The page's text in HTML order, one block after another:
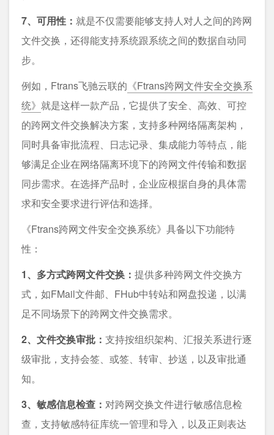
7、可用性： 就是不仅需要能够支持人对人之间的跨网
文件交换，还得能支持系统跟系统之间的数据自动同
步。
例如，Ftrans飞驰云联的 《Ftrans跨网文件安全交换系
统》 就是这样一款产品，它提供了安全、高效、可控
的跨网文件交换解决方案，支持多种网络隔离架构，
同时具备审批流程、日志记录、集成能力等特点，能
够满足企业在网络隔离环境下的跨网文件传输和数据
同步需求。在选择产品时，企业应根据自身的具体需
求和安全要求进行评估和选择。
《Ftrans跨网文件安全交换系统》具备以下功能特
性：
1、多方式跨网文件交换： 提供多种跨网文件交换方
式，如FMail文件邮、FHub中转站和网盘投递，以满
足不同场景下的跨网文件交换需求。
2、文件交换审批： 支持按组织架构、汇报关系进行逐
级审批，支持会签、或签、转审、抄送，以及审批通
知。
3、敏感信息检查： 对跨网交换文件进行敏感信息检
查，支持敏感特征库统一管理和导入，以及正则表达